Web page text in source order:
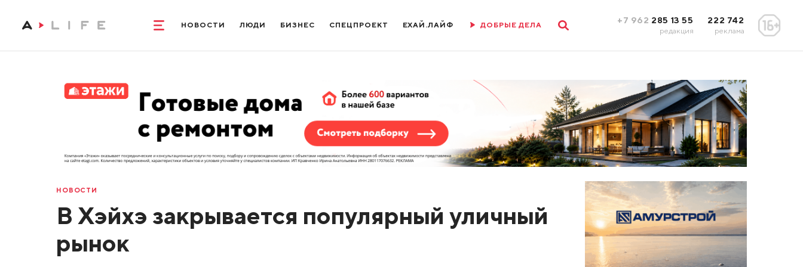
НОВОСТИ ЛЮДИ БИЗНЕС СПЕЦПРОЕКТ ЕХАЙ.ЛАЙФ ДОБРЫЕ ДЕЛА +7 962 285 13 55
редакция
222 742
реклама
НОВОСТИ
В Хэйхэ закрывается популярный уличный
рынок